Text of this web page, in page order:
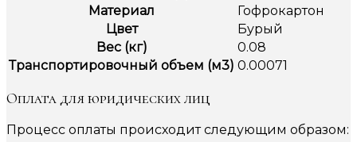
Материал
Гофрокартон
Цвет
Бурый
Вес (кг)
0.08
Транспортировочный объем (м3) 0.00071
Оплата для юридических лиц
Процесс оплаты происходит следующим образом: